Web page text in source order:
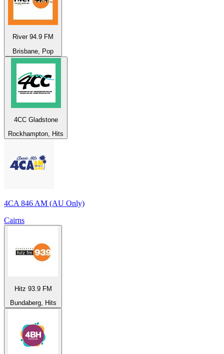
River 94.9 FM
Brisbane, Pop
4CC Gladstone
Rockhampton, Hits
4CA 846 AM (AU Only)
Cairns
Hitz 93.9 FM
Bundaberg, Hits